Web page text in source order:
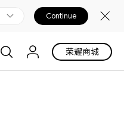
Continue
荣耀商城